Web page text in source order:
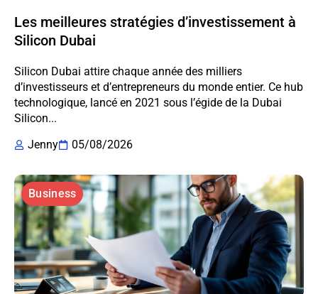
Les meilleures stratégies d’investissement à
Silicon Dubai
Silicon Dubai attire chaque année des milliers
d’investisseurs et d’entrepreneurs du monde entier. Ce hub
technologique, lancé en 2021 sous l’égide de la Dubai
Silicon...
Jenny
05/08/2026
Business